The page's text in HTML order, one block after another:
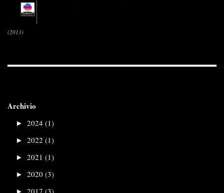
(2013)
Archivio
► 2024 (1)
► 2022 (1)
► 2021 (1)
► 2020 (3)